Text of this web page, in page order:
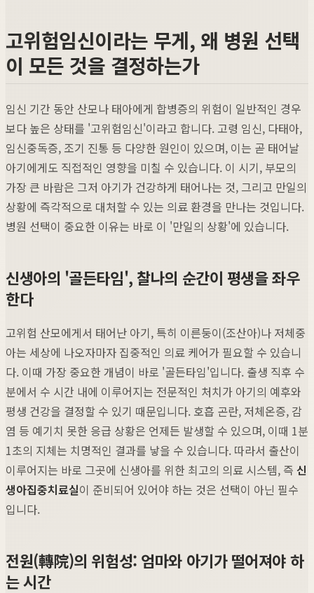
고위험임신이라는 무게, 왜 병원 선택
이 모든 것을 결정하는가
임신 기간 동안 산모나 태아에게 합병증의 위험이 일반적인 경우
보다 높은 상태를 '고위험임신'이라고 합니다. 고령 임신, 다태아,
임신중독증, 조기 진통 등 다양한 원인이 있으며, 이는 곧 태어날
아기에게도 직접적인 영향을 미칠 수 있습니다. 이 시기, 부모의
가장 큰 바람은 그저 아기가 건강하게 태어나는 것, 그리고 만일의
상황에 즉각적으로 대처할 수 있는 의료 환경을 만나는 것입니다.
병원 선택이 중요한 이유는 바로 이 '만일의 상황'에 있습니다.
신생아의 '골든타임', 찰나의 순간이 평생을 좌우
한다
고위험 산모에게서 태어난 아기, 특히 이른둥이(조산아)나 저체중
아는 세상에 나오자마자 집중적인 의료 케어가 필요할 수 있습니
다. 이때 가장 중요한 개념이 바로 '골든타임'입니다. 출생 직후 수
분에서 수 시간 내에 이루어지는 전문적인 처치가 아기의 예후와
평생 건강을 결정할 수 있기 때문입니다. 호흡 곤란, 저체온증, 감
염 등 예기치 못한 응급 상황은 언제든 발생할 수 있으며, 이때 1분
1초의 지체는 치명적인 결과를 낳을 수 있습니다. 따라서 출산이
이루어지는 바로 그곳에 신생아를 위한 최고의 의료 시스템, 즉 신
생아집중치료실이 준비되어 있어야 하는 것은 선택이 아닌 필수
입니다.
전원(轉院)의 위험성: 엄마와 아기가 떨어져야 하
는 시간